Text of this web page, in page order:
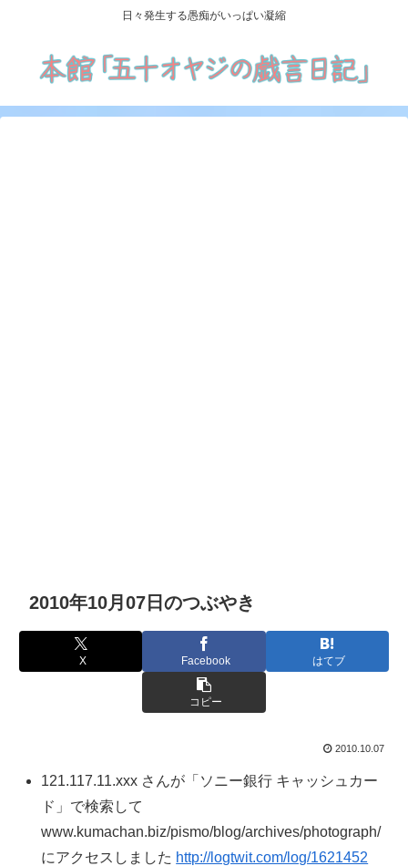
日々発生する愚痴がいっぱい凝縮
2010年10月07日のつぶやき
X Facebook はてブ
コピー
2010.10.07
121.117.11.xxx さんが「ソニー銀行 キャッシュカー
ド」で検索して
www.kumachan.biz/pismo/blog/archives/photograph/
にアクセスしました http://logtwit.com/log/1621452